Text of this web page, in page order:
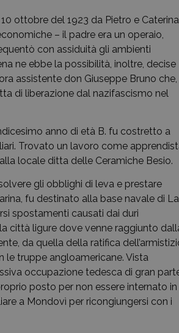
ottobre del 1923 da Pietro e Caterina
– il padre era un operaio,
con assiduità gli ambienti
ne ebbe la possibilità, inoltre, decise
assistente don Giuseppe Bruno che,
di liberazione dal nazifascismo nel
anno di età B. fu costretto a
Trovato un lavoro come
locale ditta delle Ceramiche Besio.
gli obblighi di leva e prestare
fu destinato alla base navale di La
spostamenti causati dai duri
città ligure dove venne raggiunto
da quella della ratifica
le truppe angloamericane. Vista
occupazione tedesca di gran
posto per non essere internato in
a Mondovì per ricongiungersi con i